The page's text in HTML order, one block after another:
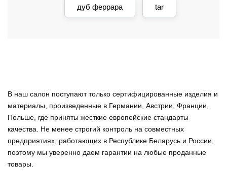
дуб феррара tar
В наш салон поступают только сертифицированные изделия и
материалы, произведенные в Германии, Австрии, Франции,
Польше, где приняты жесткие европейские стандарты
качества. Не менее строгий контроль на совместных
предприятиях, работающих в Республике Беларусь и России,
поэтому мы уверенно даем гарантии на любые проданные
товары